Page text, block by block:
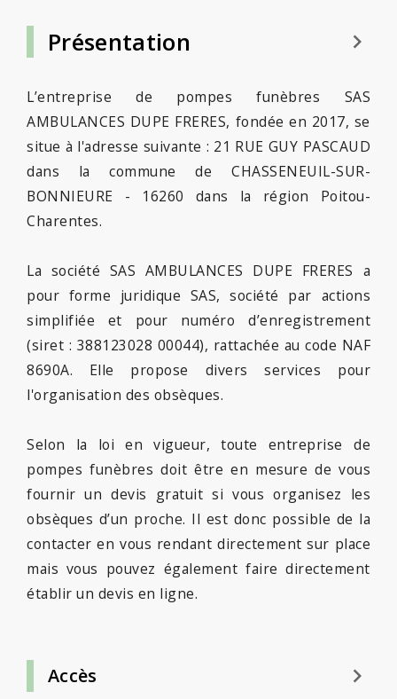
Présentation keyboard_arrow_right
L’entreprise de pompes funèbres SAS
AMBULANCES DUPE FRERES, fondée en 2017, se
situe à l'adresse suivante : 21 RUE GUY PASCAUD
dans la commune de CHASSENEUIL-SUR-
BONNIEURE - 16260 dans la région Poitou-
Charentes.
La société SAS AMBULANCES DUPE FRERES a
pour forme juridique SAS, société par actions
simplifiée et pour numéro d’enregistrement
(siret : 388123028 00044), rattachée au code NAF
8690A. Elle propose divers services pour
l'organisation des obsèques.
Selon la loi en vigueur, toute entreprise de
pompes funèbres doit être en mesure de vous
fournir un devis gratuit si vous organisez les
obsèques d’un proche. Il est donc possible de la
contacter en vous rendant directement sur place
mais vous pouvez également faire directement
établir un devis en ligne.
Accès keyboard_arrow_right